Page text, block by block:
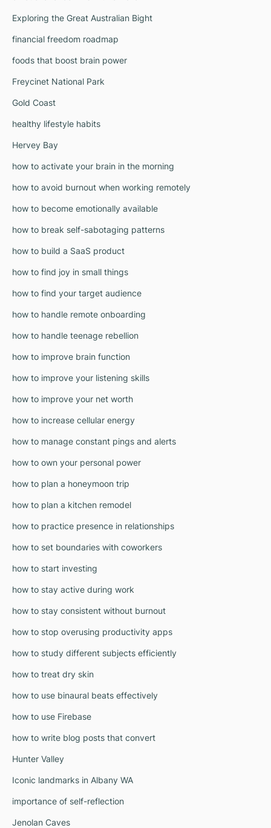
Exploring the Great Australian Bight
financial freedom roadmap
foods that boost brain power
Freycinet National Park
Gold Coast
healthy lifestyle habits
Hervey Bay
how to activate your brain in the morning
how to avoid burnout when working remotely
how to become emotionally available
how to break self-sabotaging patterns
how to build a SaaS product
how to find joy in small things
how to find your target audience
how to handle remote onboarding
how to handle teenage rebellion
how to improve brain function
how to improve your listening skills
how to improve your net worth
how to increase cellular energy
how to manage constant pings and alerts
how to own your personal power
how to plan a honeymoon trip
how to plan a kitchen remodel
how to practice presence in relationships
how to set boundaries with coworkers
how to start investing
how to stay active during work
how to stay consistent without burnout
how to stop overusing productivity apps
how to study different subjects efficiently
how to treat dry skin
how to use binaural beats effectively
how to use Firebase
how to write blog posts that convert
Hunter Valley
Iconic landmarks in Albany WA
importance of self-reflection
Jenolan Caves